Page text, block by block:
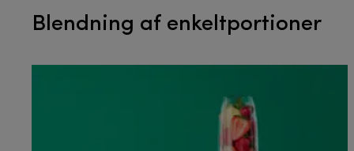
Blendning af enkeltportioner